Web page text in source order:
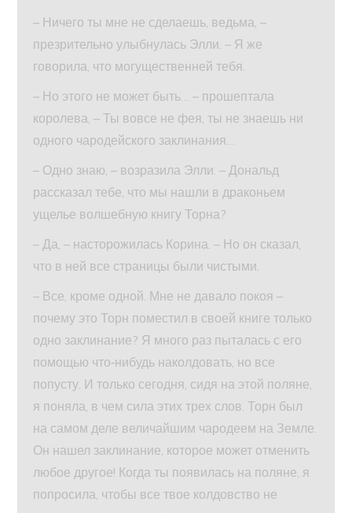
– Ничего ты мне не сделаешь, ведьма, –
презрительно улыбнулась Элли. – Я же
говорила, что могущественней тебя.
– Но этого не может быть… – прошептала
королева, – Ты вовсе не фея, ты не знаешь ни
одного чародейского заклинания…
– Одно знаю, – возразила Элли. – Дональд
рассказал тебе, что мы нашли в драконьем
ущелье волшебную книгу Торна?
– Да, – насторожилась Корина. – Но он сказал,
что в ней все страницы были чистыми.
– Все, кроме одной. Мне не давало покоя –
почему это Торн поместил в своей книге только
одно заклинание? Я много раз пыталась с его
помощью что‑нибудь наколдовать, но все
попусту. И только сегодня, сидя на этой поляне,
я поняла, в чем сила этих трех слов. Торн был
на самом деле величайшим чародеем на Земле.
Он нашел заклинание, которое может отменить
любое другое! Когда ты появилась на поляне, я
попросила, чтобы все твое колдовство не